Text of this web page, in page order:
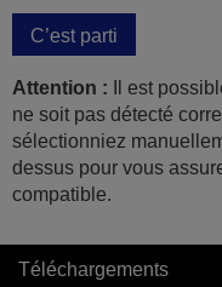
C’est parti
Attention : Il est
ne soit pas détecté
sélectionniez
dessus pour vous
compatible.
Téléchargements